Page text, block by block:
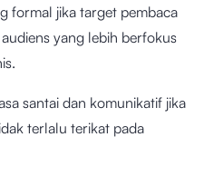
formal jika target pembaca
yang lebih berfokus
santai dan komunikatif jika
terlalu terikat pada